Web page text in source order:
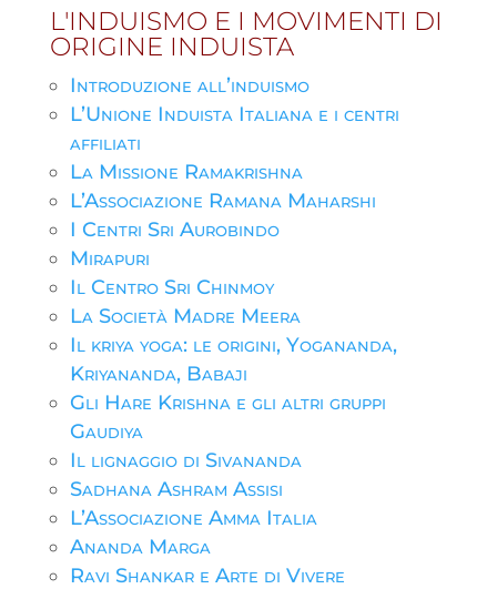
L'INDUISMO E I MOVIMENTI DI
ORIGINE INDUISTA
Introduzione all’induismo
L’Unione Induista Italiana e i centri
affiliati
La Missione Ramakrishna
L’Associazione Ramana Maharshi
I Centri Sri Aurobindo
Mirapuri
Il Centro Sri Chinmoy
La Società Madre Meera
Il kriya yoga: le origini, Yogananda,
Kriyananda, Babaji
Gli Hare Krishna e gli altri gruppi
Gaudiya
Il lignaggio di Sivananda
Sadhana Ashram Assisi
L’Associazione Amma Italia
Ananda Marga
Ravi Shankar e Arte di Vivere